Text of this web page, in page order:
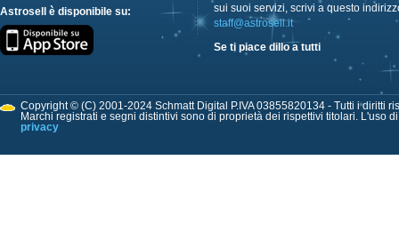
Astrosell è disponibile su:
sui suoi servizi, scrivi a questo
staff@astrosell.it
Se ti piace dillo a tutti
Copyright © (C) 2001-2024 Schmatt Digital P.IVA 03855820134 - Tutti i diritti
Marchi registrati e segni distintivi sono di proprietà dei rispettivi titolari. L'uso
privacy